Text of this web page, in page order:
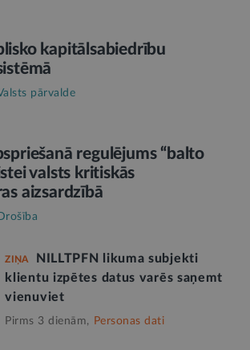
kapitālsabiedrību
pārvalde
regulējums “balto
valsts kritiskās
aizsardzībā
ZIŅA
NILLTPFN likuma subjekti
klientu izpētes datus varēs saņemt
vienuviet
Pirms 3 dienām, Personas dati